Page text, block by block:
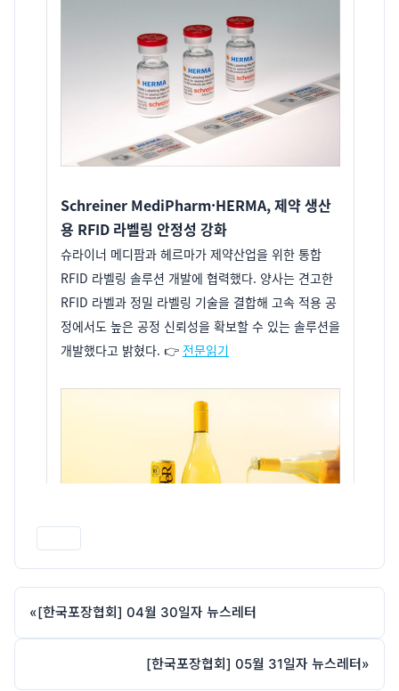
«[한국포장협회] 04월 30일자 뉴스레터
[한국포장협회] 05월 31일자 뉴스레터»